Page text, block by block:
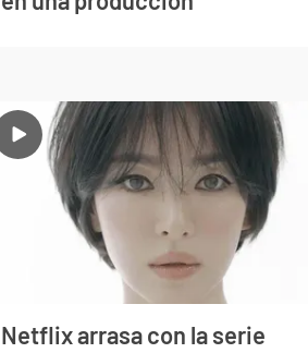
Netflix arrasa con la serie